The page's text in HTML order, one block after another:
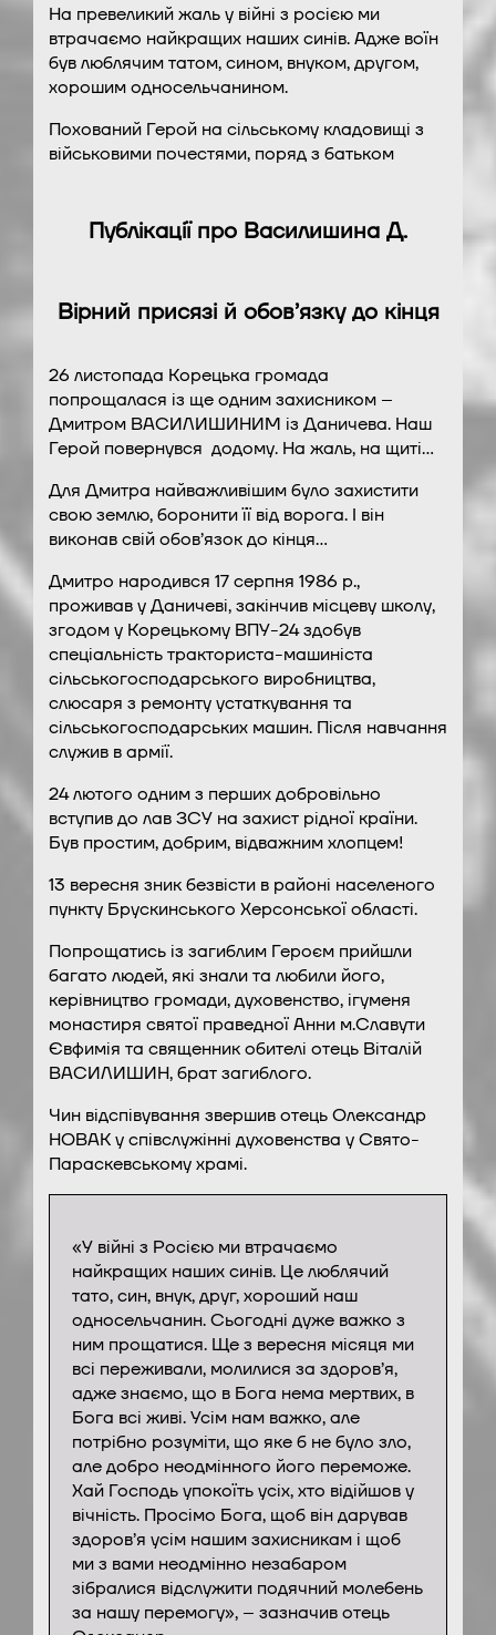
На превеликий жаль у війні з росією ми
втрачаємо найкращих наших синів. Адже воїн
був люблячим татом, сином, внуком, другом,
хорошим односельчанином.
Похований Герой на сільському кладовищі з
військовими почестями, поряд з батьком
Публікації про Василишина Д.
Вірний присязі й обов’язку до кінця
26 листопада Корецька громада
попрощалася із ще одним захисником –
Дмитром ВАСИЛИШИНИМ із Даничева. Наш
Герой повернувся додому. На жаль, на щиті…
Для Дмитра найважливішим було захистити
свою землю, боронити її від ворога. І він
виконав свій обов’язок до кінця…
Дмитро народився 17 серпня 1986 р.,
проживав у Даничеві, закінчив місцеву школу,
згодом у Корецькому ВПУ-24 здобув
спеціальність тракториста-машиніста
сільськогосподарського виробництва,
слюсаря з ремонту устаткування та
сільськогосподарських машин. Після навчання
служив в армії.
24 лютого одним з перших добровільно
вступив до лав ЗСУ на захист рідної країни.
Був простим, добрим, відважним хлопцем!
13 вересня зник безвісти в районі населеного
пункту Брускинського Херсонської області.
Попрощатись із загиблим Героєм прийшли
багато людей, які знали та любили його,
керівництво громади, духовенство, ігуменя
монастиря святої праведної Анни м.Славути
Євфимія та священник обителі отець Віталій
ВАСИЛИШИН, брат загиблого.
Чин відспівування звершив отець Олександр
НОВАК у співслужінні духовенства у Свято-
Параскевському храмі.
«У війні з Росією ми втрачаємо
найкращих наших синів. Це люблячий
тато, син, внук, друг, хороший наш
односельчанин. Сьогодні дуже важко з
ним прощатися. Ще з вересня місяця ми
всі переживали, молилися за здоров’я,
адже знаємо, що в Бога нема мертвих, в
Бога всі живі. Усім нам важко, але
потрібно розуміти, що яке б не було зло,
але добро неодмінного його переможе.
Хай Господь упокоїть усіх, хто відійшов у
вічність. Просімо Бога, щоб він дарував
здоров’я усім нашим захисникам і щоб
ми з вами неодмінно незабаром
зібралися відслужити подячний молебень
за нашу перемогу», – зазначив отець